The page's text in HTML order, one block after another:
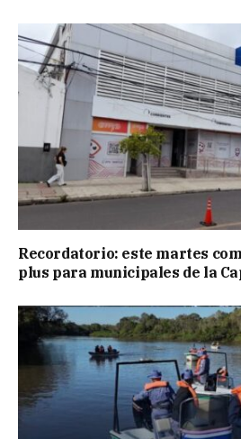
Recordatorio: este martes
plus para municipales de la